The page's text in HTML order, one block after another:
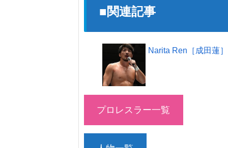
■関連記事
Narita Ren［成田蓮］
プロレスラー一覧